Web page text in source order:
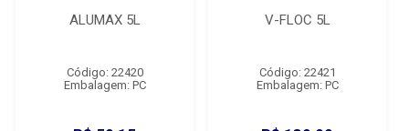
ALUMAX 5L
Código: 22420
Embalagem: PC
V-FLOC 5L
Código: 22421
Embalagem: PC